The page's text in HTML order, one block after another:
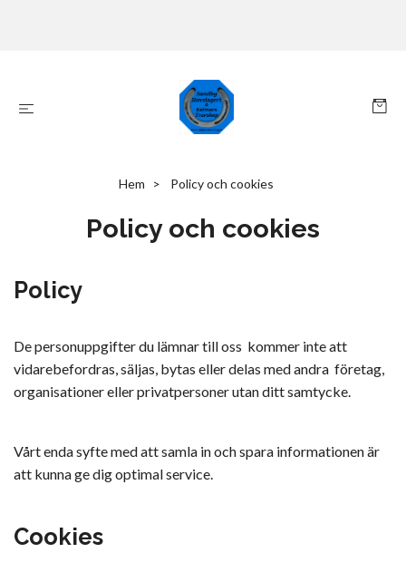
Hem Policy och cookies
Policy och cookies
Policy
De personuppgifter du lämnar till oss kommer inte att
vidarebefordras, säljas, bytas eller delas med andra företag,
organisationer eller privatpersoner utan ditt samtycke.
Vårt enda syfte med att samla in och spara informationen är
att kunna ge dig optimal service.
Cookies